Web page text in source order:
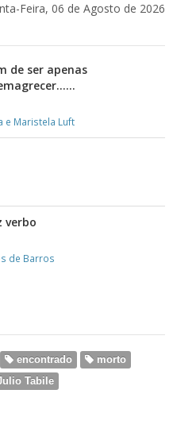
Feira, 06 de Agosto de 2026
de ser apenas
e Maristela Luft
verbo
de Barros
encontrado
morto
Tabile